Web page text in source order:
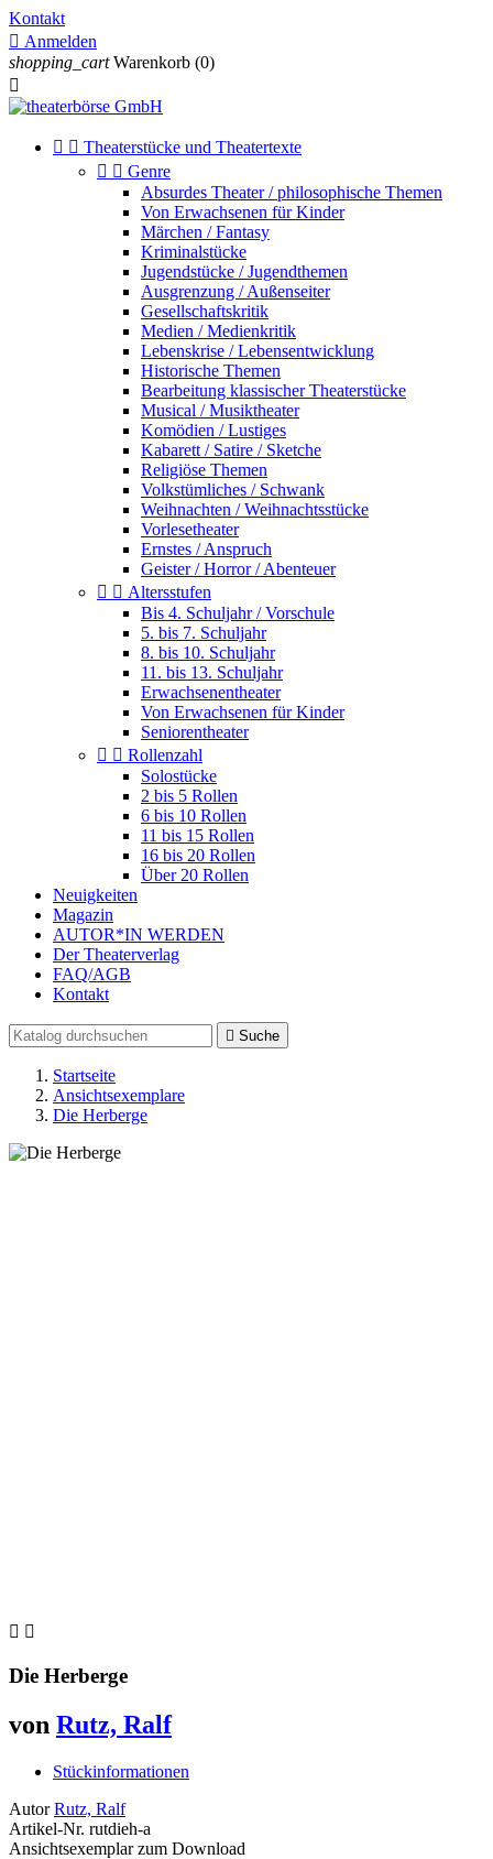
Kontakt
 Anmelden
shopping_cart Warenkorb (0)

  Theaterstücke und Theatertexte
  Genre
Absurdes Theater / philosophische Themen
Von Erwachsenen für Kinder
Märchen / Fantasy
Kriminalstücke
Jugendstücke / Jugendthemen
Ausgrenzung / Außenseiter
Gesellschaftskritik
Medien / Medienkritik
Lebenskrise / Lebensentwicklung
Historische Themen
Bearbeitung klassischer Theaterstücke
Musical / Musiktheater
Komödien / Lustiges
Kabarett / Satire / Sketche
Religiöse Themen
Volkstümliches / Schwank
Weihnachten / Weihnachtsstücke
Vorlesetheater
Ernstes / Anspruch
Geister / Horror / Abenteuer
  Altersstufen
Bis 4. Schuljahr / Vorschule
5. bis 7. Schuljahr
8. bis 10. Schuljahr
11. bis 13. Schuljahr
Erwachsenentheater
Von Erwachsenen für Kinder
Seniorentheater
  Rollenzahl
Solostücke
2 bis 5 Rollen
6 bis 10 Rollen
11 bis 15 Rollen
16 bis 20 Rollen
Über 20 Rollen
Neuigkeiten
Magazin
AUTOR*IN WERDEN
Der Theaterverlag
FAQ/AGB
Kontakt
 Suche
Startseite
Ansichtsexemplare
Die Herberge
 
Die Herberge
von Rutz, Ralf
Stückinformationen
Autor Rutz, Ralf
Artikel-Nr. rutdieh-a
Ansichtsexemplar zum Download